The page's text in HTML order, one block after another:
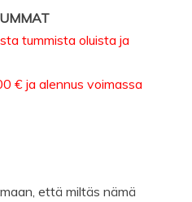
tummista oluista ja
€ ja alennus voimassa
että miltäs nämä